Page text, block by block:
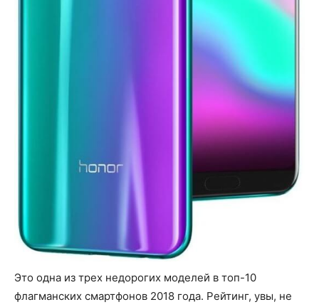
Это одна из трех недорогих моделей в топ-10
флагманских смартфонов 2018 года. Рейтинг, увы, не